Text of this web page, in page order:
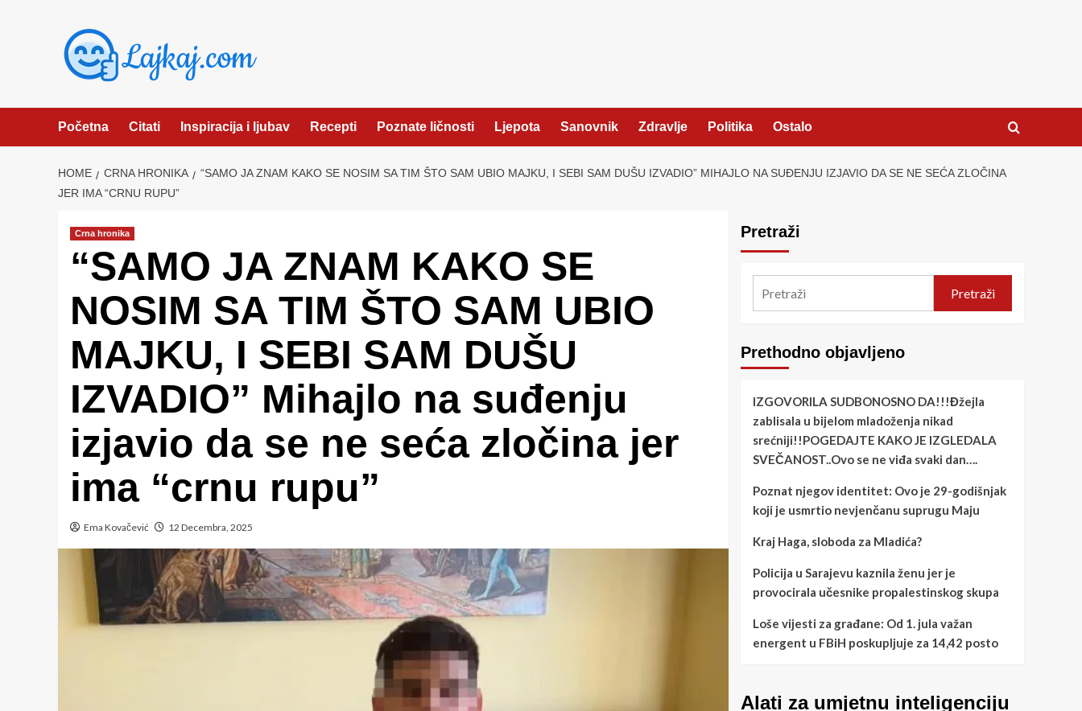
Početna Citati Inspiracija i ljubav Recepti Poznate ličnosti Ljepota Sanovnik Zdravlje Politika Ostalo
HOME CRNA HRONIKA
“SAMO JA ZNAM KAKO SE NOSIM SA TIM ŠTO SAM UBIO MAJKU, I SEBI SAM DUŠU IZVADIO” MIHAJLO NA SUĐENJU IZJAVIO DA SE NE SEĆA ZLOČINA
JER IMA “CRNU RUPU”
Crna hronika
“SAMO JA ZNAM KAKO SE
NOSIM SA TIM ŠTO SAM UBIO
MAJKU, I SEBI SAM DUŠU
IZVADIO” Mihajlo na suđenju
izjavio da se ne seća zločina jer
ima “crnu rupu”
Ema Kovačević 12 Decembra, 2025
Pretraži
Pretraži
Prethodno objavljeno
IZGOVORILA SUDBONOSNO DA!!!Đžejla
zablisala u bijelom mladoženja nikad
srećniji!!POGEDAJTE KAKO JE IZGLEDALA
SVEČANOST..Ovo se ne viđa svaki dan….
Poznat njegov identitet: Ovo je 29-godišnjak
koji je usmrtio nevjenčanu suprugu Maju
Kraj Haga, sloboda za Mladića?
Policija u Sarajevu kaznila ženu jer je
provocirala učesnike propalestinskog skupa
Loše vijesti za građane: Od 1. jula važan
energent u FBiH poskupljuje za 14,42 posto
Alati za umjetnu inteligenciju